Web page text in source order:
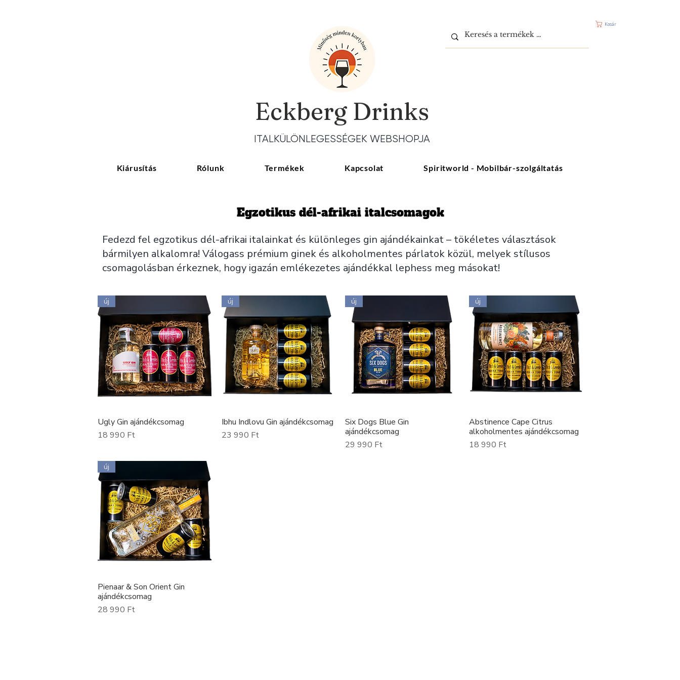
Kosár
Eckberg Drinks
ITALKÜLÖNLEGESSÉGEK WEBSHOPJA
Kiárusítás Rólunk Termékek Kapcsolat Spiritworld - Mobilbár-szolgáltatás
Egzotikus dél-afrikai italcsomagok
Fedezd fel egzotikus dél-afrikai italainkat és különleges gin ajándékainkat – tökéletes választások
bármilyen alkalomra! Válogass prémium ginek és alkoholmentes párlatok közül, melyek stílusos
csomagolásban érkeznek, hogy igazán emlékezetes ajándékkal lephess meg másokat!
Gyorsnézet
új
Ugly Gin ajándékcsomag
Ár
18 990 Ft
Gyorsnézet
új
Ibhu Indlovu Gin ajándékcsomag
Ár
23 990 Ft
Gyorsnézet
új
Six Dogs Blue Gin
ajándékcsomag
Ár
29 990 Ft
Gyorsnézet
új
Abstinence Cape Citrus
alkoholmentes ajándékcsomag
Ár
18 990 Ft
Gyorsnézet
új
Pienaar & Son Orient Gin
ajándékcsomag
Ár
28 990 Ft